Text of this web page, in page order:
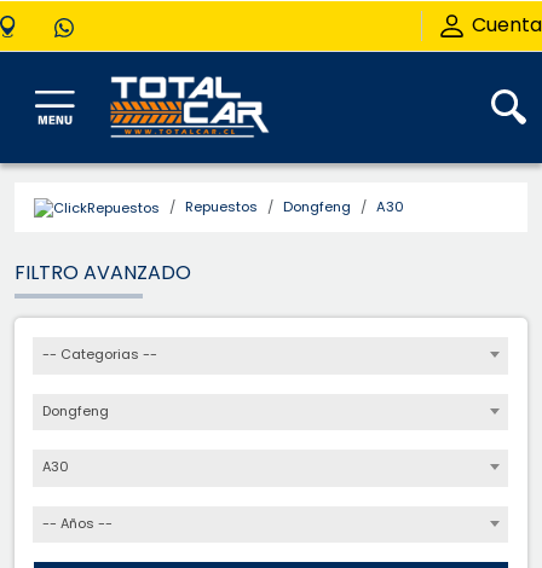
Cuenta
Repuestos Dongfeng A30
FILTRO AVANZADO
-- Categorias --
Dongfeng
A30
-- Años --